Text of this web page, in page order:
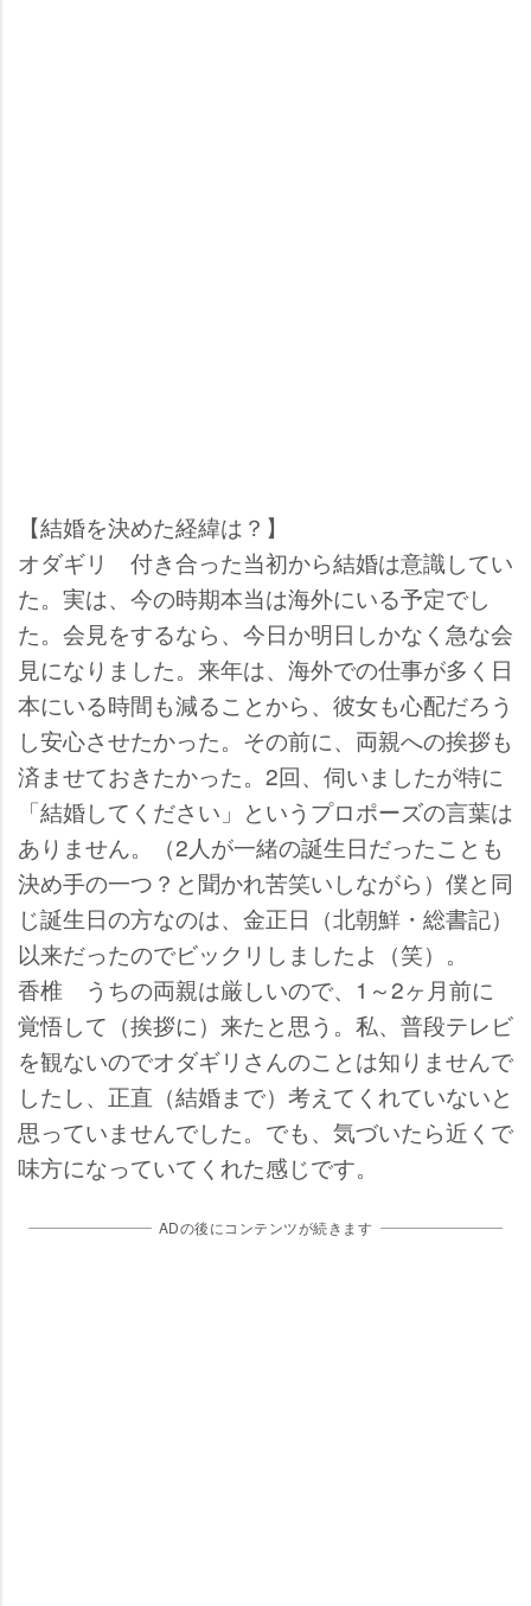
【結婚を決めた経緯は？】
オダギリ
付き合った当初から結婚は意識してい
た。実は、今の時期本当は海外にいる予定でし
た。会見をするなら、今日か明日しかなく急な会
見になりました。来年は、海外での仕事が多く日
本にいる時間も減ることから、彼女も心配だろう
し安心させたかった。その前に、両親への挨拶も
済ませておきたかった。2回、伺いましたが特に
「結婚してください」というプロポーズの言葉は
ありません。（2人が一緒の誕生日だったことも
決め手の一つ？と聞かれ苦笑いしながら）僕と同
じ誕生日の方なのは、金正日（北朝鮮・総書記）
以来だったのでビックリしましたよ（笑）。
香椎 うちの両親は厳しいので、1～2ヶ月前に
覚悟して（挨拶に）来たと思う。私、普段テレビ
を観ないのでオダギリさんのことは知りませんで
したし、正直（結婚まで）考えてくれていないと
思っていませんでした。でも、気づいたら近くで
味方になっていてくれた感じです。
ADの後にコンテンツが続きます